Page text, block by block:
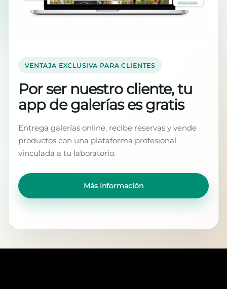
VENTAJA EXCLUSIVA PARA CLIENTES
Por ser nuestro cliente, tu
app de galerías es gratis
Entrega galerías online, recibe reservas y vende
productos con una plataforma profesional
vinculada a tu laboratorio.
Más información